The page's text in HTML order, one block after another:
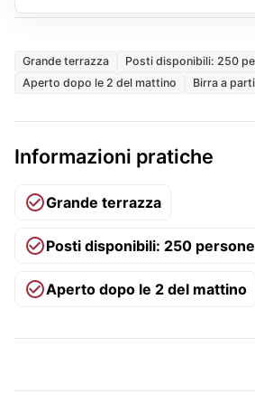
Grande terrazza
Posti disponibili: 250
Aperto dopo le 2 del mattino
Birra a
Informazioni pratiche
Grande terrazza
Posti disponibili: 250 persone
Aperto dopo le 2 del mattino